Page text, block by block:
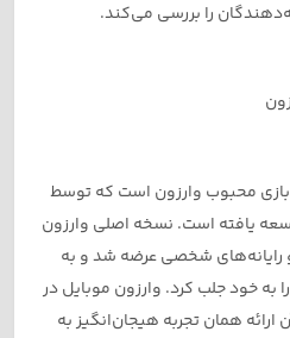
را بررسی می‌کند.
محبوب وارزون است که توسط
یافته است. نسخه اصلی وارزون
و رایانه‌های شخصی عرضه شد و به
خود جلب کرد. وارزون موبایل در
همان تجربه هیجان‌انگیز به